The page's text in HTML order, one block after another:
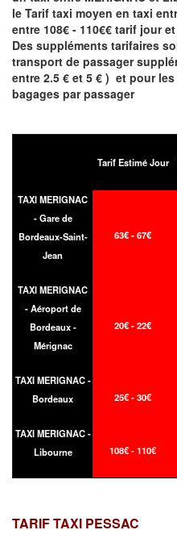
le Tarif taxi moyen en taxi
entre 108€ - 110€€ tarif jour
Des suppléments tarifaires
transport de passager
entre 2.5 € et 5 € ) et pour
bagages par passager
Tarif Estimé Jour
TAXI MERIGNAC
- Gare de
Bordeaux-Saint-
Jean
63€ - 67€
TAXI MERIGNAC
- Aéroport de
Bordeaux -
Mérignac
20€ - 22€
TAXI MERIGNAC -
Bordeaux
25€ - 30€
TAXI MERIGNAC -
Libourne
108€ - 110€
TARIF TAXI PESSAC